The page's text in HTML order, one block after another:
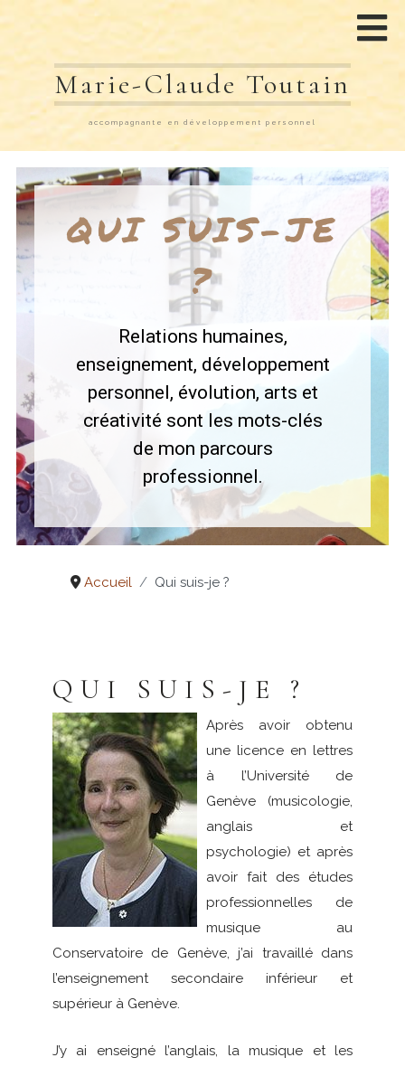
Marie-Claude Toutain
accompagnante en développement personnel
QUI SUIS-JE
?
Relations humaines,
enseignement, développement
personnel, évolution, arts et
créativité sont les mots-clés
de mon parcours
professionnel.
Accueil Qui suis-je ?
QUI SUIS-JE ?
Après avoir obtenu
une licence en lettres
à l’Université de
Genève (musicologie,
anglais et
psychologie) et après
avoir fait des études
professionnelles de
musique au
Conservatoire de Genève, j’ai travaillé dans
l’enseignement secondaire inférieur et
supérieur à Genève.
J’y ai enseigné l’anglais, la musique et les